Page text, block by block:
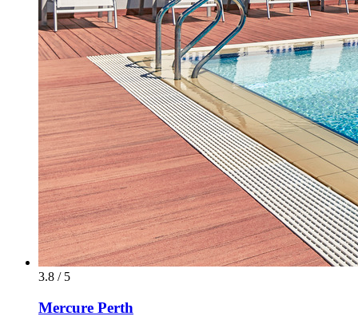
3.8 / 5
Mercure Perth